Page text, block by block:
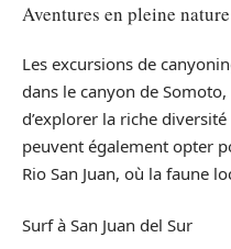
Aventures en pleine nature
Les excursions de
dans le canyon de
d’explorer la riche
peuvent également opter
Rio San Juan, où la faune
Surf à San Juan del Sur